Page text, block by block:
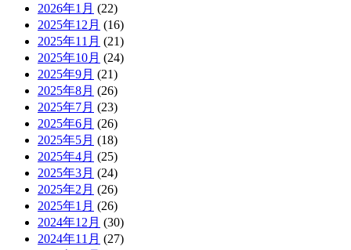
2026年1月 (22)
2025年12月 (16)
2025年11月 (21)
2025年10月 (24)
2025年9月 (21)
2025年8月 (26)
2025年7月 (23)
2025年6月 (26)
2025年5月 (18)
2025年4月 (25)
2025年3月 (24)
2025年2月 (26)
2025年1月 (26)
2024年12月 (30)
2024年11月 (27)